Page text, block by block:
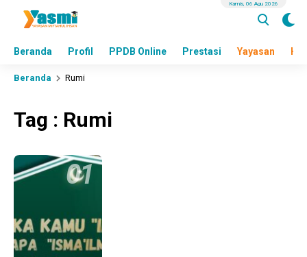
Beranda Profil PPDB Online Prestasi Yayasan
Kamis, 06 Agu 2026
Beranda Rumi
Tag : Rumi